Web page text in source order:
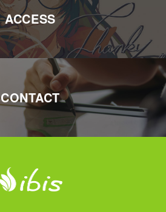
ACCESS
CONTACT